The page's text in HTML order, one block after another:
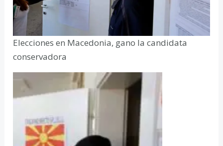
Elecciones en Macedonia, gano la candidata
conservadora